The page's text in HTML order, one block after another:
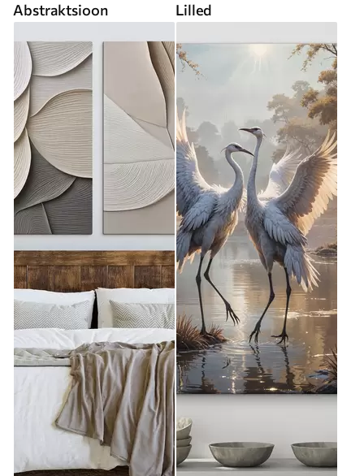
Abstraktsioon Lilled